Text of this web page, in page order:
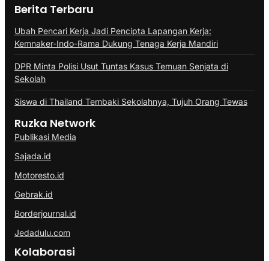
Berita Terbaru
Ubah Pencari Kerja Jadi Pencipta Lapangan Kerja:
Kemnaker-Indo-Rama Dukung Tenaga Kerja Mandiri
DPR Minta Polisi Usut Tuntas Kasus Temuan Senjata di
Sekolah
Siswa di Thailand Tembaki Sekolahnya, Tujuh Orang Tewas
Ruzka Network
Publikasi Media
Sajada.id
Motoresto.id
Gebrak.id
Borderjournal.id
Jedadulu.com
Kolaborasi